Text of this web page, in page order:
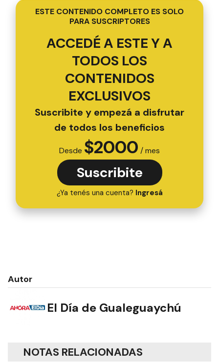
ESTE CONTENIDO COMPLETO ES SOLO
PARA SUSCRIPTORES
ACCEDÉ A ESTE Y A
TODOS LOS
CONTENIDOS
EXCLUSIVOS
Suscribite y empezá a disfrutar
de todos los beneficios
Desde $2000 / mes
Suscribite
¿Ya tenés una cuenta? Ingresá
Autor
El Día de Gualeguaychú
NOTAS RELACIONADAS